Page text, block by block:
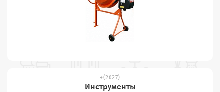
(2027)
Инструменты